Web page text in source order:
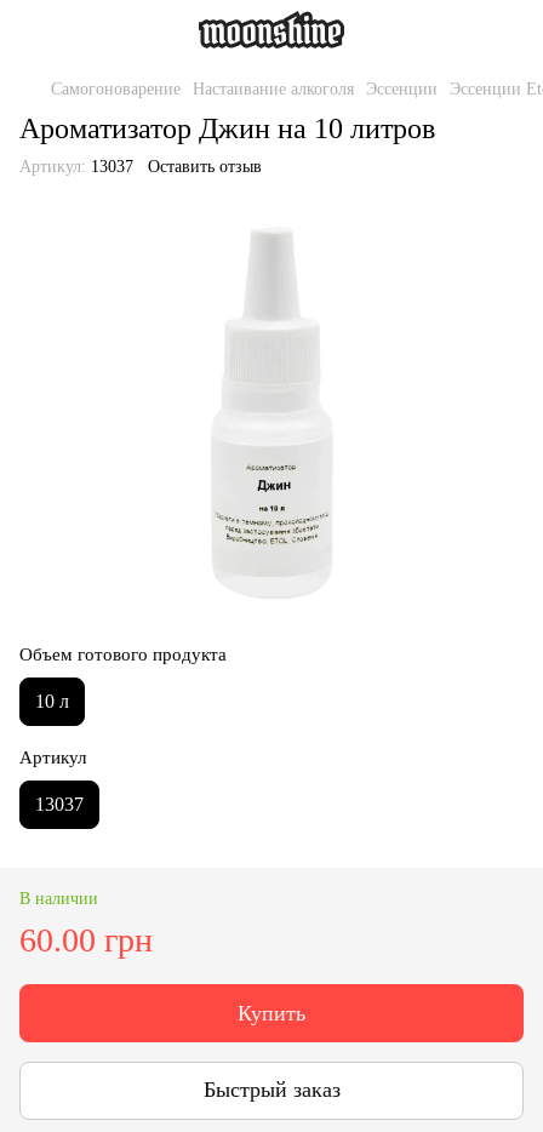
Самогоноварение Настаивание алкоголя Эссенции Эссенции
Ароматизатор Джин на 10 литров
Артикул: 13037 Оставить отзыв
Объем готового продукта
10 л
Артикул
13037
В наличии
60.00 грн
Купить
Быстрый заказ